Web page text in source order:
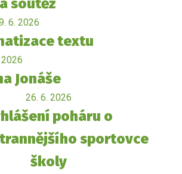
soutěž
6. 2026
textu
Jonáše
26. 6. 2026
poháru o
sportovce
školy